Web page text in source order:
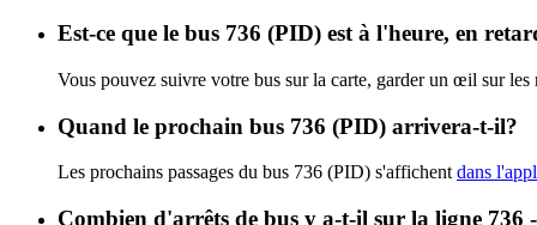
Est-ce que le bus 736 (PID) est à l'heure, en
Vous pouvez suivre votre bus sur la carte, garder un œil sur
Quand le prochain bus 736 (PID) arrivera-t-il?
Les prochains passages du bus 736 (PID) s'affichent dans
Combien d'arrêts de bus y a-t-il sur la ligne